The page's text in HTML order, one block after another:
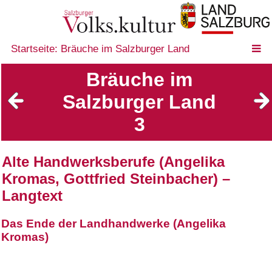
Startseite: Bräuche im Salzburger Land
Bräuche im
Salzburger Land
3
Alte Handwerksberufe (Angelika
Kromas, Gottfried Steinbacher) –
Langtext
Das Ende der Landhandwerke (Angelika
Kromas)